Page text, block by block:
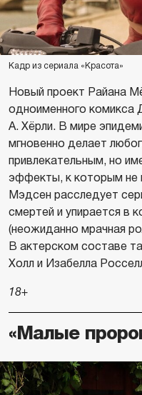
Кадр из сериала «Красота»
Новый проект Райана
одноименного
А. Хёрли. В мире
мгновенно делает
привлекательным, но
эффекты, к которым не
Мэдсен расследует
смертей и упирается в
(неожиданно мрачная
В актерском составе
Холл и Изабелла
18+
«Малые